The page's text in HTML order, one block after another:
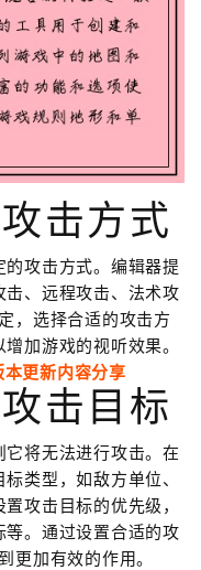
击方式
攻击方式。编辑器提
、远程攻击、法术攻
，选择合适的攻击方
加游戏的视听效果。
更新内容分享
击目标
将无法进行攻击。在
类型，如敌方单位、
攻击目标的优先级，
。通过设置合适的攻
更加有效的作用。